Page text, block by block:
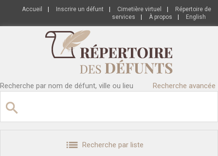
Accueil Inscrire un défunt Cimetière virtuel
Répertoire de
services
À propos English
Recherche par nom de défunt, ville ou lieu Recherche avancée
Recherche par liste